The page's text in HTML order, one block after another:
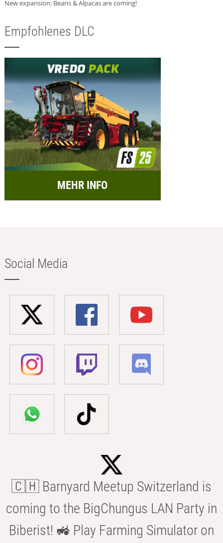
New expansion: Beans & Alpacas are coming!
Empfohlenes DLC
MEHR INFO
Social Media
🇨🇭 Barnyard Meetup Switzerland is
coming to the BigChungus LAN Party in
Biberist! 🚜 Play Farming Simulator on